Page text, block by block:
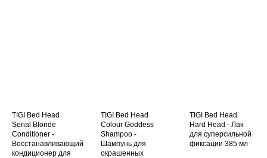
TIGI Bed Head
Serial Blonde
Conditioner -
Bосстанавливающий
кондиционер для
TIGI Bed Head
Colour Goddess
Shampoo -
Шампунь для
окрашенных
TIGI Bed Head
Hard Head - Лак
для суперсильной
фиксации 385 мл